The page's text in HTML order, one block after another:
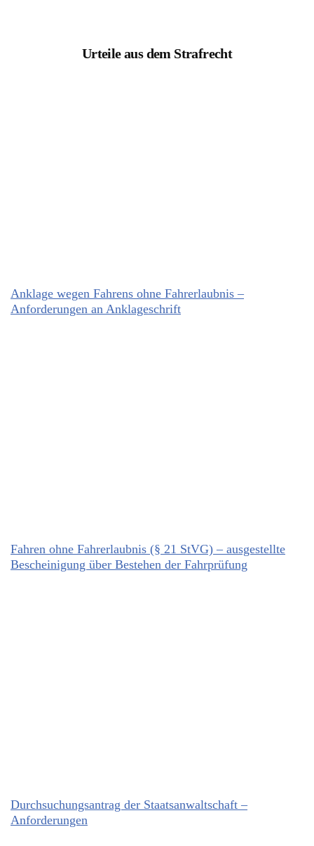
Urteile aus dem Strafrecht
Anklage wegen Fahrens ohne Fahrerlaubnis –
Anforderungen an Anklageschrift
Fahren ohne Fahrerlaubnis (§ 21 StVG) – ausgestellte
Bescheinigung über Bestehen der Fahrprüfung
Durchsuchungsantrag der Staatsanwaltschaft –
Anforderungen